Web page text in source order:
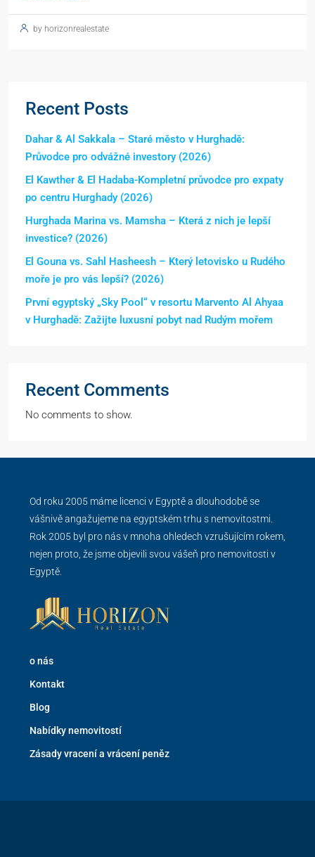
by horizonrealestate
Recent Posts
Dahar & Al Sakkala – Staré město v Hurghadě:
Průvodce pro odvážné investory (2026)
El Kawther & El Hadaba-Kompletní průvodce pro expaty
po centru Hurghady (2026)
Hurghada Marina vs. Mamsha – Která z nich je lepší
investice? (2026)
El Gouna vs. Sahl Hasheesh – Který letovisko u Rudého
moře je pro vás lepší? (2026)
První egyptský „Sky Pool“ v resortu Marvento Al Ahyaa
v Hurghadě: Zažijte luxusní pobyt nad Rudým mořem
Recent Comments
No comments to show.
Od roku 2005 máme licenci v Egyptě a dlouhodobě se
vášnivě angažujeme na egyptském trhu s nemovitostmi.
Rok 2005 byl pro nás v mnoha ohledech vzrušujícím rokem,
nejen proto, že jsme objevili svou vášeň pro nemovitosti v
Egyptě.
o nás
Kontakt
Blog
Nabídky nemovitostí
Zásady vracení a vrácení peněz